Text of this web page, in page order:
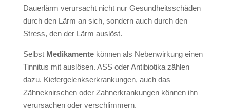
Dauerlärm verursacht nicht nur Gesundheitsschäden
durch den Lärm an sich, sondern auch durch den
Stress, den der Lärm auslöst.
Selbst Medikamentekönnen als Nebenwirkung einen
Tinnitus mit auslösen. ASS oder Antibiotika zählen
dazu. Kiefergelenkserkrankungen, auch das
Zähneknirschen oder Zahnerkrankungen können ihn
verursachen oder verschlimmern.